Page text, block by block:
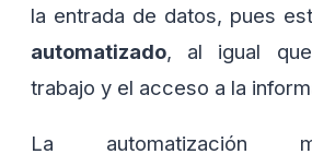
la entrada de datos, pues
automatizado, al igual
trabajo y el acceso a la
La automatización